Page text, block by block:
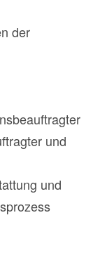
der
und
und